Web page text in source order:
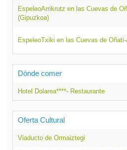
EspeleoArrikrutz en las Cuevas de
(Gipuzkoa)
EspeleoTxiki en las Cuevas de
Dónde comer
Hotel Dolarea****- Restaurante
Oferta Cultural
Viaducto de Ormaiztegi